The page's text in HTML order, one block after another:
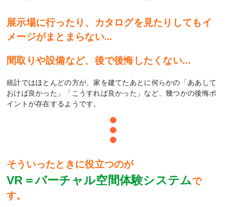
展示場に行ったり、カタログを見たりしてもイ
メージがまとまらない...
間取りや設備など、後で後悔したくない...
統計ではほとんどの方が、家を建てたあとに何らかの「ああして
おけば良かった」「こうすれば良かった」など、幾つかの後悔ポ
イントが存在するようです。
そういったときに役立つのが
VR＝バーチャル空間体験システムで
す。